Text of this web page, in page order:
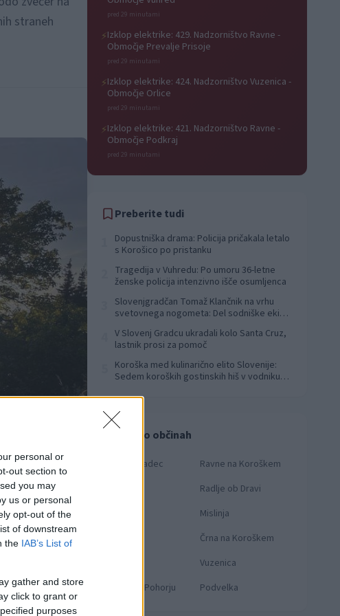
personal or
out section to
you may
us or personal
opt-out of the
of downstream
the IAB’s List of
gather and store
click to grant or
purposes
straneh
pred 29 minutami
⚡Izklop elektrike: 429. Nadzorništvo Ravne -
Območje Prevalje Prisoje
pred 29 minutami
⚡Izklop elektrike: 424. Nadzorništvo Vuzenica -
Območje Orlice
pred 29 minutami
⚡Izklop elektrike: 421. Nadzorništvo Ravne -
Območje Podkraj
pred 29 minutami
Preberite tudi
Dopustniška drama: Policija pričakala letalo
s Korošico po pristanku
Tragedija v Vuhredu: Po umoru 36-letne
ženske policija intenzivno išče osumljenca
Slovenjgradčan Tomaž Klančnik na vrhu
svetovnega nogometa: Del sodniške ekipe
V Slovenj Gradcu ukradali kolo Santa Cruz,
lastnik prosi za pomoč
Koroška med kulinarično elito Slovenije:
Sedem koroških gostinskih hiš v vodniku
Novice po občinah
Slovenj Gradec
Ravne na Koroškem
Radlje ob Dravi
Mislinja
Črna na Koroškem
Vuzenica
Ribnica na Pohorju
Podvelka